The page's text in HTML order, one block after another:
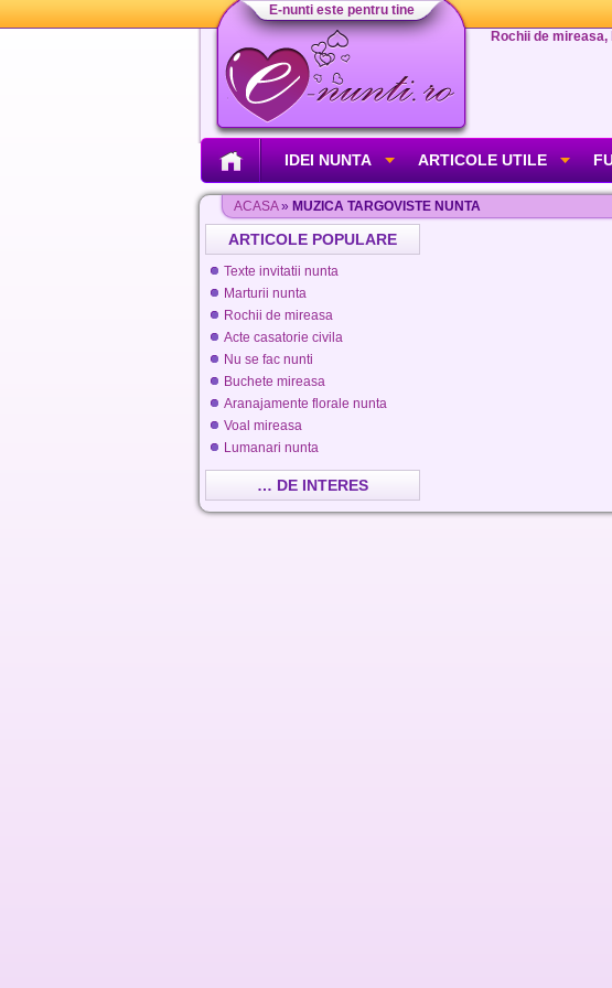
E-nunti este pentru tine
Rochii de
IDEI NUNTA ARTICOLE UTILE
ACASA» MUZICA TARGOVISTE NUNTA
ARTICOLE POPULARE
Texte invitatii nunta
Marturii nunta
Rochii de mireasa
Acte casatorie civila
Nu se fac nunti
Buchete mireasa
Aranajamente florale nunta
Voal mireasa
Lumanari nunta
… DE INTERES